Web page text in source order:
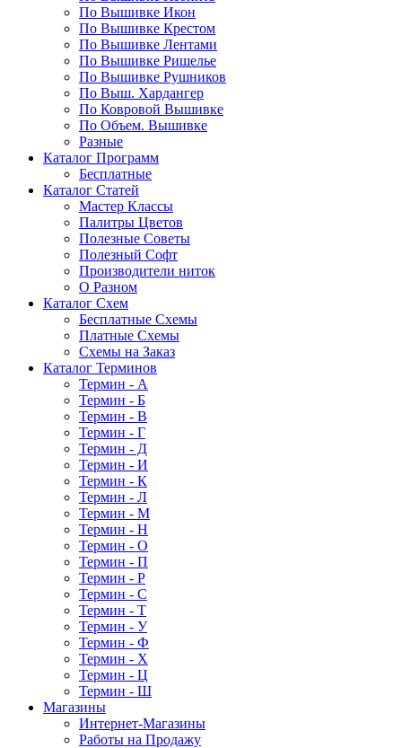
По Вышивке Икон
По Вышивке Крестом
По Вышивке Лентами
По Вышивке Ришелье
По Вышивке Рушников
По Выш. Хардангер
По Ковровой Вышивке
По Объем. Вышивке
Разные
Каталог Программ
Бесплатные
Каталог Статей
Мастер Классы
Палитры Цветов
Полезные Советы
Полезный Софт
Производители ниток
О Разном
Каталог Схем
Бесплатные Схемы
Платные Схемы
Схемы на Заказ
Каталог Терминов
Термин - А
Термин - Б
Термин - В
Термин - Г
Термин - Д
Термин - И
Термин - К
Термин - Л
Термин - М
Термин - Н
Термин - О
Термин - П
Термин - Р
Термин - С
Термин - Т
Термин - У
Термин - Ф
Термин - Х
Термин - Ц
Термин - Ш
Магазины
Интернет-Магазины
Работы на Продажу